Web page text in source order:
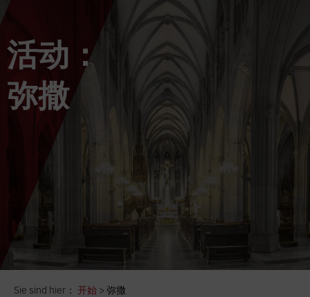
活动：
弥撒
Sie sind hier： 开始 > 弥撒